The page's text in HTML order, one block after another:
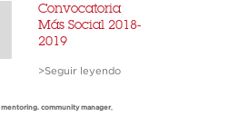
Convocatoria
Más Social 2018-
2019
>Seguir leyendo
mentoring. community manager,